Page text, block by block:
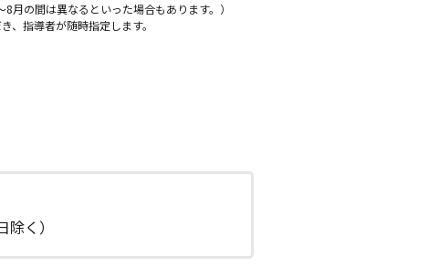
の間は異なるといった場合もあります。）
指導者が随時指定します。
く）